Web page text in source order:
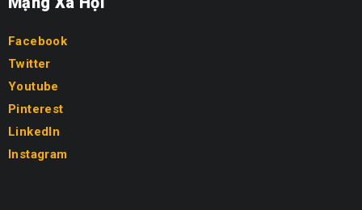
Facebook
Twitter
Youtube
Pinterest
LinkedIn
Instagram